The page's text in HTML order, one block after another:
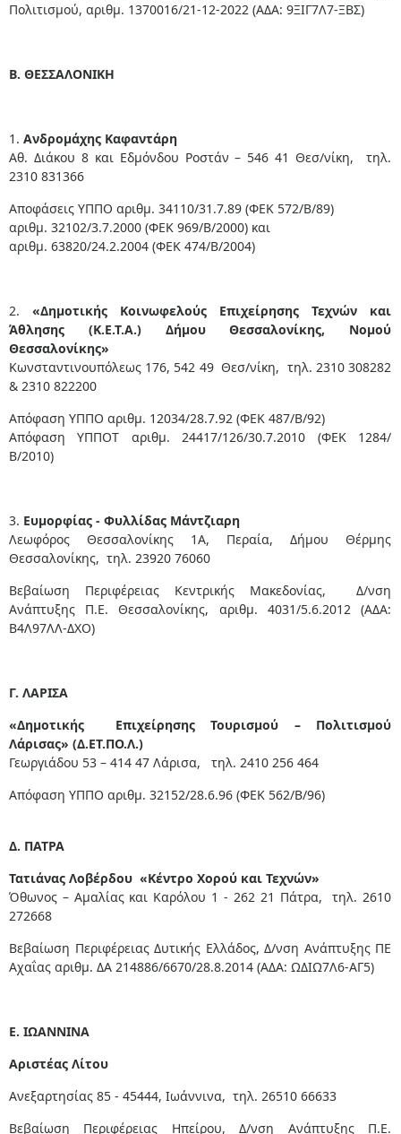
Πολιτισμού, αριθμ. 1370016/21-12-2022 (ΑΔΑ: 9ΞΙΓ7Λ7-ΞΒΣ)
Β. ΘΕΣΣΑΛΟΝΙΚΗ
1. Ανδρομάχης Καφαντάρη
Αθ. Διάκου 8 και Εδμόνδου Ροστάν – 546 41 Θεσ/νίκη, τηλ.
2310 831366
Αποφάσεις ΥΠΠΟ αριθμ. 34110/31.7.89 (ΦΕΚ 572/Β/89)
αριθμ. 32102/3.7.2000 (ΦΕΚ 969/Β/2000) και
αριθμ. 63820/24.2.2004 (ΦΕΚ 474/Β/2004)
2. «Δημοτικής Κοινωφελούς Επιχείρησης Τεχνών και
Άθλησης (Κ.Ε.Τ.Α.) Δήμου Θεσσαλονίκης, Νομού
Θεσσαλονίκης»
Κωνσταντινουπόλεως 176, 542 49 Θεσ/νίκη, τηλ. 2310 308282
& 2310 822200
Απόφαση ΥΠΠΟ αριθμ. 12034/28.7.92 (ΦΕΚ 487/Β/92)
Απόφαση ΥΠΠΟΤ αριθμ. 24417/126/30.7.2010 (ΦΕΚ 1284/
Β/2010)
3. Ευμορφίας - Φυλλίδας Μάντζιαρη
Λεωφόρος Θεσσαλονίκης 1Α, Περαία, Δήμου Θέρμης
Θεσσαλονίκης, τηλ. 23920 76060
Βεβαίωση Περιφέρειας Κεντρικής Μακεδονίας, Δ/νση
Ανάπτυξης Π.Ε. Θεσσαλονίκης, αριθμ. 4031/5.6.2012 (ΑΔΑ:
Β4Λ97ΛΛ-ΔΧΟ)
Γ. ΛΑΡΙΣΑ
«Δημοτικής Επιχείρησης Τουρισμού – Πολιτισμού
Λάρισας» (Δ.ΕΤ.ΠΟ.Λ.)
Γεωργιάδου 53 – 414 47 Λάρισα, τηλ. 2410 256 464
Απόφαση ΥΠΠΟ αριθμ. 32152/28.6.96 (ΦΕΚ 562/Β/96)
Δ. ΠΑΤΡΑ
Τατιάνας Λοβέρδου «Κέντρο Χορού και Τεχνών»
Όθωνος – Αμαλίας και Καρόλου 1 - 262 21 Πάτρα, τηλ. 2610
272668
Βεβαίωση Περιφέρειας Δυτικής Ελλάδος, Δ/νση Ανάπτυξης ΠΕ
Αχαΐας αριθμ. ΔΑ 214886/6670/28.8.2014 (ΑΔΑ: ΩΔΙΩ7Λ6-ΑΓ5)
E. ΙΩΑΝΝΙΝΑ
Αριστέας Λίτου
Ανεξαρτησίας 85 - 45444, Ιωάννινα, τηλ. 26510 66633
Βεβαίωση Περιφέρειας Ηπείρου, Δ/νση Ανάπτυξης Π.Ε.